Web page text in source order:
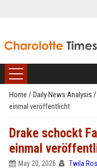
Home / Daily News Analysis /
einmal veröffentlicht
Drake schockt
einmal
May 20, 2026 Twila